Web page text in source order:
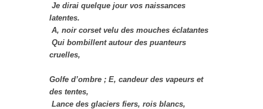
Je dirai quelque jour vos naissances
latentes.
A, noir corset velu des mouches éclatantes
Qui bombillent autour des puanteurs
cruelles,
Golfe d’ombre ; E, candeur des vapeurs et
des tentes,
Lance des glaciers fiers, rois blancs,